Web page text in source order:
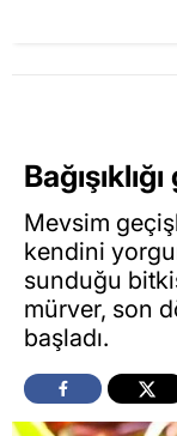
Mevsim
kendini
sunduğu
mürver, son
başladı.